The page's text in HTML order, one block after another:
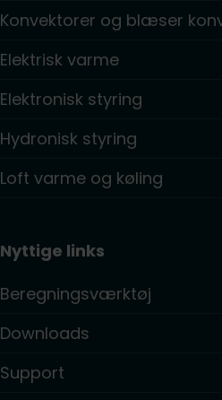
Konvektorer og blæser
Elektrisk varme
Elektronisk styring
Hydronisk styring
Loft varme og køling
Nyttige links
Beregningsværktøj
Downloads
Support